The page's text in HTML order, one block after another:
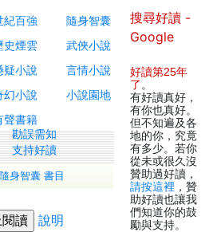
紀百強
隨身智囊
史煙雲
武俠小說
疑小說
言情小說
幻小說
小說園地
聲書籍
勘誤需知
支持好讀
隨身智囊 書目
說明
搜尋好讀 -
Google
好讀第25年
了 。
有好讀真好，
有你也真好。
但不知遍及各
地的你，究竟
有多少。若你
從未或很久沒
贊助過好讀，
請按這裡 ，贊
助好讀也讓我
們知道你的鼓
勵與支持。